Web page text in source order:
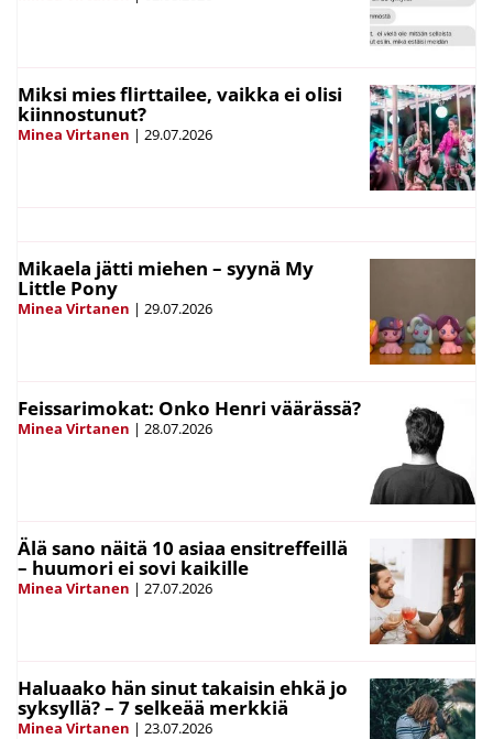
Miksi mies flirttailee, vaikka ei olisi
kiinnostunut?
Minea Virtanen | 29.07.2026
Mikaela jätti miehen – syynä My
Little Pony
Minea Virtanen | 29.07.2026
Feissarimokat: Onko Henri väärässä?
Minea Virtanen | 28.07.2026
Älä sano näitä 10 asiaa ensitreffeillä
– huumori ei sovi kaikille
Minea Virtanen | 27.07.2026
Haluaako hän sinut takaisin ehkä jo
syksyllä? – 7 selkeää merkkiä
Minea Virtanen | 23.07.2026